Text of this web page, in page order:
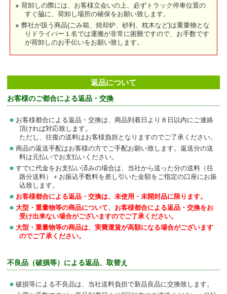
荷卸しの際には、お客様立会いの上、必ずトラック停車位置の
すぐ脇に、荷卸し場所の確保をお願い致します。
弊社が扱う商品(ごみ箱、焼却炉、砂利、枕木など)は重量物とな
りドライバー１名では運搬が非常に困難ですので、お手数です
が荷卸しのお手伝いをお願い致します。
返品について
お客様のご都合による返品・交換
お客様都合による返品・交換は、商品到着日より８日以内にご連絡
頂ければ対応致します。
ただし、往復の送料はお客様負担となりますのでご了承ください。
商品の返送手配はお客様の方でご手配お願い致します。返送分の送
料は元払いでお支払いください。
すでに代金をお支払い済みの場合は、当社から送った分の送料（往
路分送料）＋お振込手数料を差し引いた金額をご指定の口座にお振
込致します。
お客様都合による返品・交換は、未使用・未開封品に限ります。
大型・重量物等の商品について、お客様都合による返品・交換をお
受け出来ない場合がございますのでご了承ください。
大型・重量物等の商品は、実費運賃が高額になる場合がございます
のでご了承ください。
不良品（破損等）による返品、取替え
破損等による不良品は、当社送料負担で新品良品に交換致します。